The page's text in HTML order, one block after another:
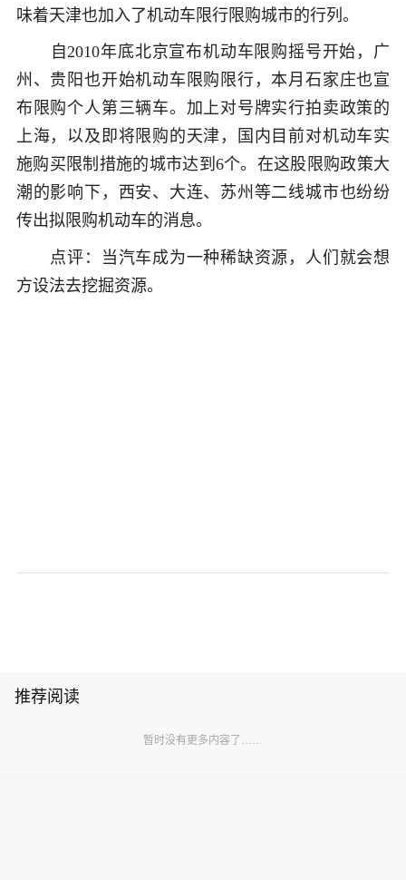
味着天津也加入了机动车限行限购城市的行列。
自2010年底北京宣布机动车限购摇号开始，广
州、贵阳也开始机动车限购限行，本月石家庄也宣
布限购个人第三辆车。加上对号牌实行拍卖政策的
上海，以及即将限购的天津，国内目前对机动车实
施购买限制措施的城市达到6个。在这股限购政策大
潮的影响下，西安、大连、苏州等二线城市也纷纷
传出拟限购机动车的消息。
点评：当汽车成为一种稀缺资源，人们就会想
方设法去挖掘资源。
推荐阅读
暂时没有更多内容了……